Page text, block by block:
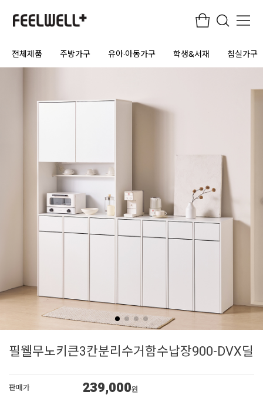
전체제품 주방가구 유아·아동가구 학생&서재 침실가구
필웰무노키큰3칸분리수거함수납장900-DVX딜
판매가 239,000원